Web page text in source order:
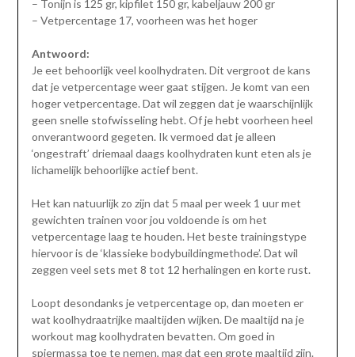
– Tonijn is 125 gr, kipfilet 150 gr, kabeljauw 200 gr
– Vetpercentage 17, voorheen was het hoger
Antwoord:
Je eet behoorlijk veel koolhydraten. Dit vergroot de kans
dat je vetpercentage weer gaat stijgen. Je komt van een
hoger vetpercentage. Dat wil zeggen dat je waarschijnlijk
geen snelle stofwisseling hebt. Of je hebt voorheen heel
onverantwoord gegeten. Ik vermoed dat je alleen
‘ongestraft’ driemaal daags koolhydraten kunt eten als je
lichamelijk behoorlijke actief bent.
Het kan natuurlijk zo zijn dat 5 maal per week 1 uur met
gewichten trainen voor jou voldoende is om het
vetpercentage laag te houden. Het beste trainingstype
hiervoor is de ‘klassieke bodybuildingmethode’. Dat wil
zeggen veel sets met 8 tot 12 herhalingen en korte rust.
Loopt desondanks je vetpercentage op, dan moeten er
wat koolhydraatrijke maaltijden wijken. De maaltijd na je
workout mag koolhydraten bevatten. Om goed in
spiermassa toe te nemen, mag dat een grote maaltijd zijn.